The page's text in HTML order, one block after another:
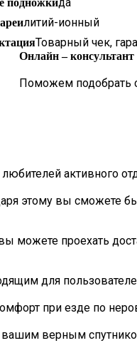
подножки
литий-ионный
Товарный чек,
Онлайн – консультант
Поможем подобрать
активного
этому вы сможете
можете проехать
для
при езде по
верным